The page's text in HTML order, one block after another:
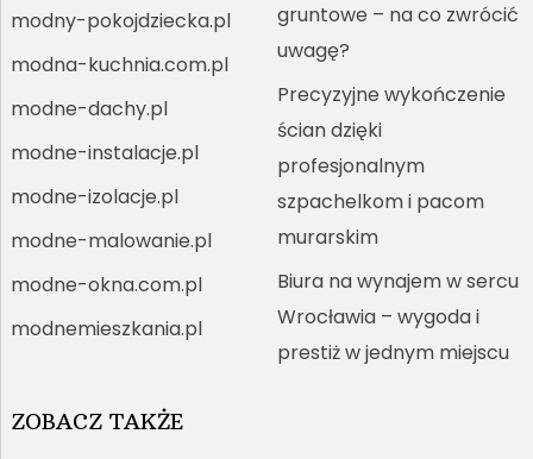
modny-pokojdziecka.pl
modna-kuchnia.com.pl
modne-dachy.pl
modne-instalacje.pl
modne-izolacje.pl
modne-malowanie.pl
modne-okna.com.pl
modnemieszkania.pl
gruntowe – na co zwrócić
uwagę?
Precyzyjne wykończenie
ścian dzięki
profesjonalnym
szpachelkom i pacom
murarskim
Biura na wynajem w sercu
Wrocławia – wygoda i
prestiż w jednym miejscu
ZOBACZ TAKŻE